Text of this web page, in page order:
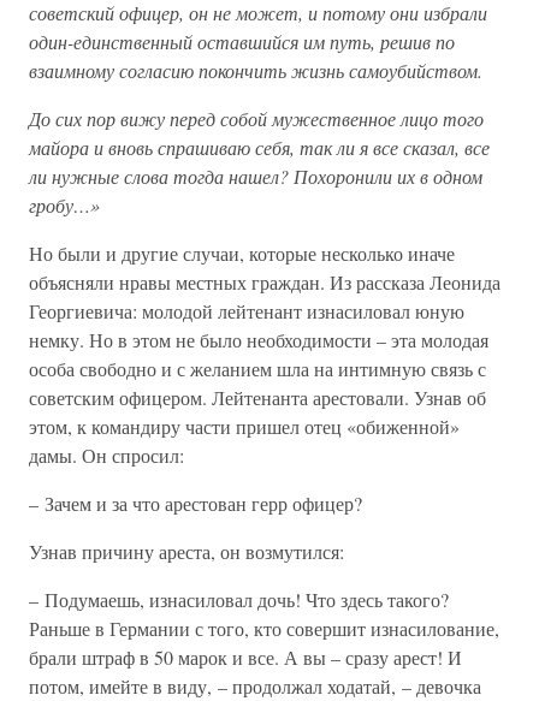
советский офицер, он не может, и потому они избрали
один-единственный оставшийся им путь, решив по
взаимному согласию покончить жизнь самоубийством.
До сих пор вижу перед собой мужественное лицо того
майора и вновь спрашиваю себя, так ли я все сказал, все
ли нужные слова тогда нашел? Похоронили их в одном
гробу…»
Но были и другие случаи, которые несколько иначе
объясняли нравы местных граждан. Из рассказа Леонида
Георгиевича: молодой лейтенант изнасиловал юную
немку. Но в этом не было необходимости – эта молодая
особа свободно и с желанием шла на интимную связь с
советским офицером. Лейтенанта арестовали. Узнав об
этом, к командиру части пришел отец «обиженной»
дамы. Он спросил:
– Зачем и за что арестован герр офицер?
Узнав причину ареста, он возмутился:
– Подумаешь, изнасиловал дочь! Что здесь такого?
Раньше в Германии с того, кто совершит изнасилование,
брали штраф в 50 марок и все. А вы – сразу арест! И
потом, имейте в виду, – продолжал ходатай, – девочка